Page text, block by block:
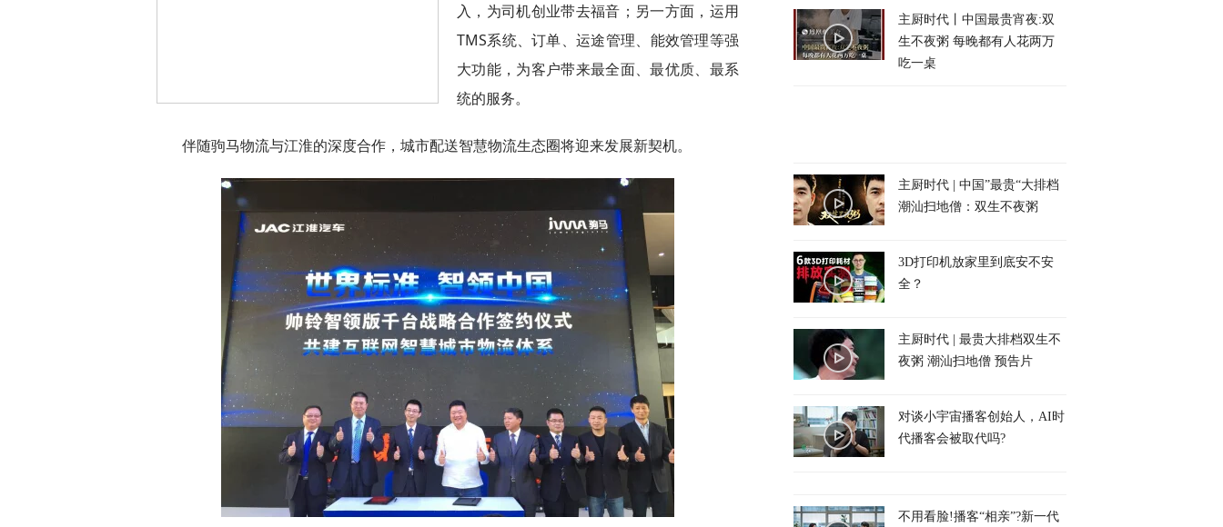
入，为司机创业带去福音；另一方面，运用
TMS系统、订单、运途管理、能效管理等强
大功能，为客户带来最全面、最优质、最系
统的服务。
伴随驹马物流与江淮的深度合作，城市配送智慧物流生态圈将迎来发展新契机。
主厨时代丨中国最贵宵夜:双
生不夜粥 每晚都有人花两万
吃一桌
主厨时代 | 中国”最贵“大排档
潮汕扫地僧：双生不夜粥
3D打印机放家里到底安不安
全？
主厨时代 | 最贵大排档双生不
夜粥 潮汕扫地僧 预告片
对谈小宇宙播客创始人，AI时
代播客会被取代吗?
不用看脸!播客“相亲”?新一代